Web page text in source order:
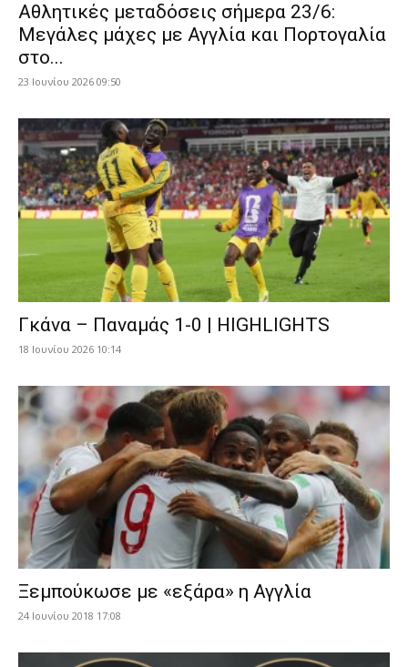
Αθλητικές μεταδόσεις σήμερα 23/6:
Μεγάλες μάχες με Αγγλία και Πορτογαλία
στο...
23 Ιουνίου 2026 09:50
Γκάνα – Παναμάς 1-0 | HIGHLIGHTS
18 Ιουνίου 2026 10:14
Ξεμπούκωσε με «εξάρα» η Αγγλία
24 Ιουνίου 2018 17:08